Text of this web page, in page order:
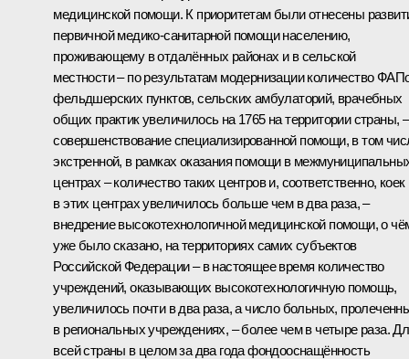
медицинской помощи. К приоритетам были отнесены
первичной медико-санитарной помощи населению,
проживающему в отдалённых районах и в сельской
местности – по результатам модернизации количество
фельдшерских пунктов, сельских амбулаторий, врачебных
общих практик увеличилось на 1765 на территории страны, –
совершенствование специализированной помощи, в том
экстренной, в рамках оказания помощи в
центрах – количество таких центров и, соответственно, коек
в этих центрах увеличилось больше чем в два раза, –
внедрение высокотехнологичной медицинской помощи, о
уже было сказано, на территориях самих субъектов
Российской Федерации – в настоящее время количество
учреждений, оказывающих высокотехнологичную помощь,
увеличилось почти в два раза, а число больных,
в региональных учреждениях, – более чем в четыре раза.
всей страны в целом за два года фондооснащённость